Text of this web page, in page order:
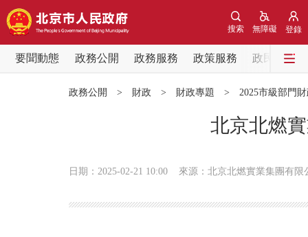
登錄
無障礙
搜索
要聞動態 政務公開 政務服務 政策服務
政民互動
政務公開 > 財政 > 財政專題 > 2025市級部門
北京北燃
日期：2025-02-21 10:00 來源：北京北燃實業集團有限